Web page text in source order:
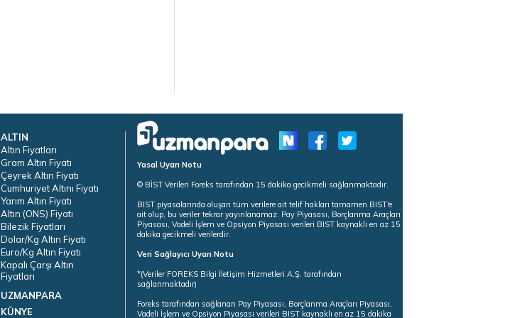
ALTIN
Altın Fiyatları
Gram Altın Fiyatı
Çeyrek Altın Fiyatı
Cumhuriyet Altını Fiyatı
Yarım Altın Fiyatı
Altın (ONS) Fiyatı
Bilezik Fiyatları
Dolar/Kg Altın Fiyatı
Euro/Kg Altın Fiyatı
Kapalı Çarşı Altın
Fiyatları
UZMANPARA
KÜNYE
Yasal Uyarı Notu
© BİST Verileri Foreks tarafından 15 dakika gecikmeli sağlanmaktadır.
BIST piyasalarında oluşan tüm verilere ait telif hakları tamamen BIST'e
ait olup, bu veriler tekrar yayınlanamaz. Pay Piyasası, Borçlanma Araçları
Piyasası, Vadeli İşlem ve Opsiyon Piyasası verileri BIST kaynaklı en az 15
dakika gecikmeli verilerdir.
Veri Sağlayıcı Uyarı Notu
*(Veriler FOREKS Bilgi İletişim Hizmetleri A.Ş. tarafından
sağlanmaktadır)
Foreks tarafından sağlanan Pay Piyasası, Borçlanma Araçları Piyasası,
Vadeli İşlem ve Opsiyon Piyasası verileri BIST kaynaklı en az 15 dakika